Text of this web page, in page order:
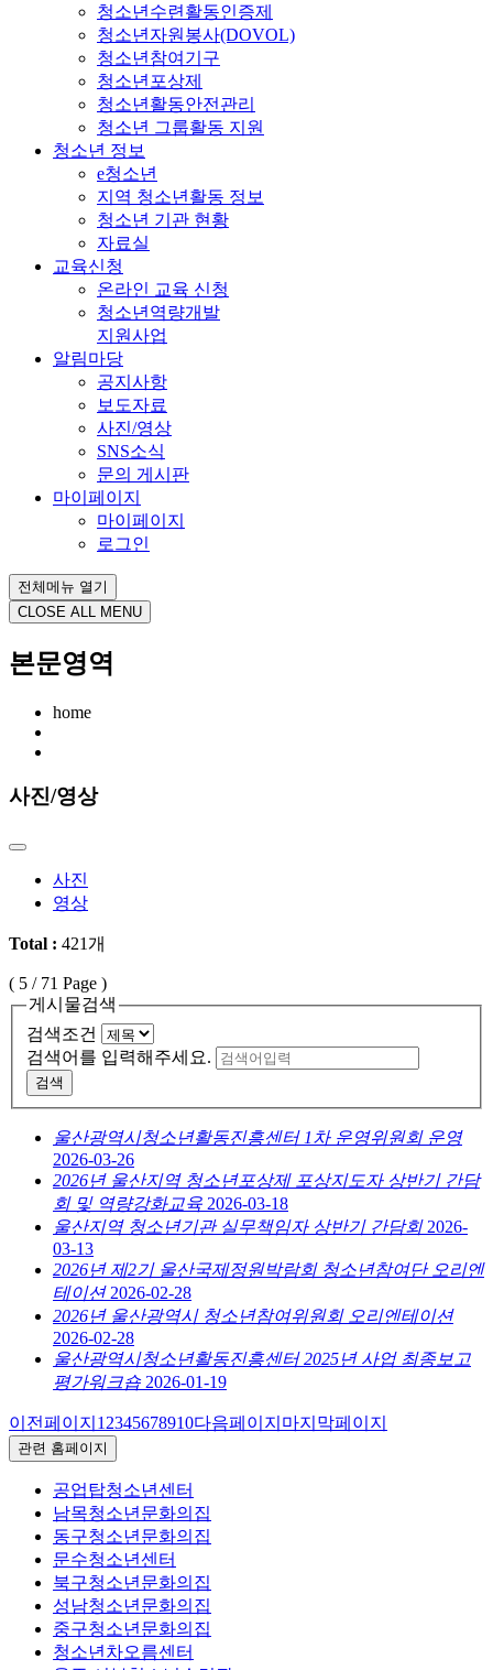
청소년수련활동인증제
청소년자원봉사(DOVOL)
청소년참여기구
청소년포상제
청소년활동안전관리
청소년 그룹활동 지원
청소년 정보
e청소년
지역 청소년활동 정보
청소년 기관 현황
자료실
교육신청
온라인 교육 신청
청소년역량개발
지원사업
알림마당
공지사항
보도자료
사진/영상
SNS소식
문의 게시판
마이페이지
마이페이지
로그인
전체메뉴 열기
CLOSE ALL MENU
본문영역
home
사진/영상
사진
영상
Total : 421개
( 5 / 71 Page )
게시물검색
검색조건
검색어를 입력해주세요.
검색
울산광역시청소년활동진흥센터 1차 운영위원회 운영
2026-03-26
2026년 울산지역 청소년포상제 포상지도자 상반기 간담
회 및 역량강화교육 2026-03-18
울산지역 청소년기관 실무책임자 상반기 간담회 2026-
03-13
2026년 제2기 울산국제정원박람회 청소년참여단 오리엔
테이션 2026-02-28
2026년 울산광역시 청소년참여위원회 오리엔테이션
2026-02-28
울산광역시청소년활동진흥센터 2025년 사업 최종보고
평가워크숍 2026-01-19
이전페이지 1 2345678910다음페이지 마지막페이지
관련 홈페이지
공업탑청소년센터
남목청소년문화의집
동구청소년문화의집
문수청소년센터
북구청소년문화의집
성남청소년문화의집
중구청소년문화의집
청소년차오름센터